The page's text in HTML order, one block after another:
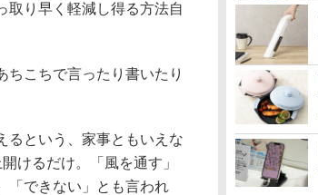
取り早く軽減し得る方法自
こちで言ったり書いたり
という、家事ともいえな
けるだけ。「風を通す」
「できない」とも言われ